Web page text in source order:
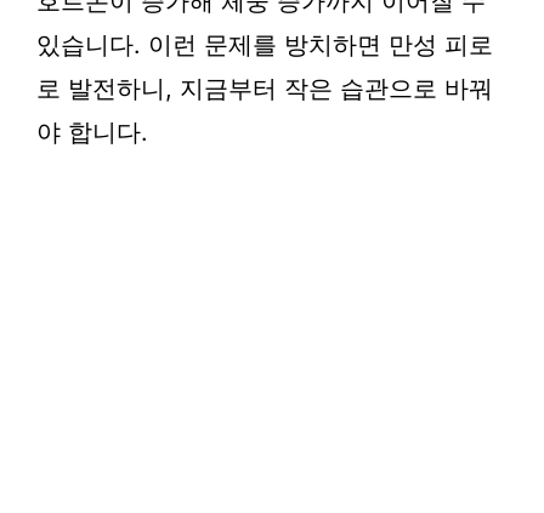
있습니다. 이런 문제를 방치하면 만성 피로
로 발전하니, 지금부터 작은 습관으로 바꿔
야 합니다.